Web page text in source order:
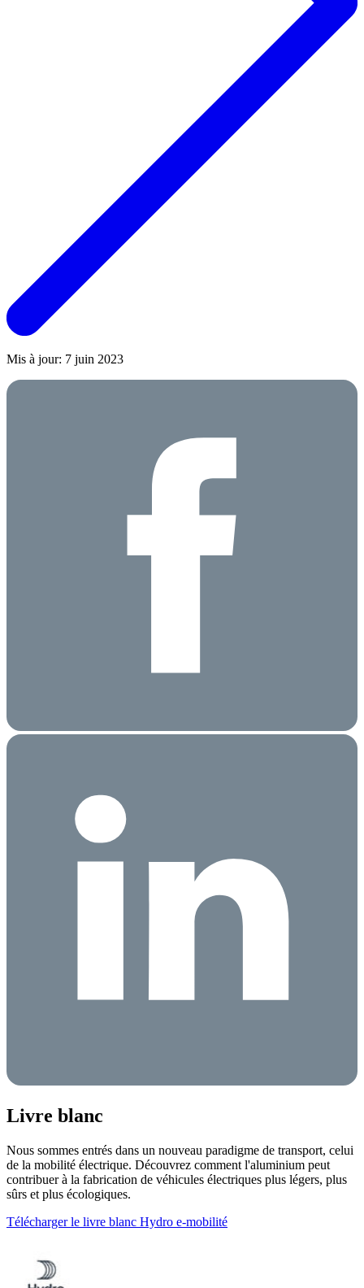
Mis à jour: 7 juin 2023
Livre blanc
Nous sommes entrés dans un nouveau paradigme de transport, celui
de la mobilité électrique. Découvrez comment l'aluminium peut
contribuer à la fabrication de véhicules électriques plus légers, plus
sûrs et plus écologiques.
Télécharger le livre blanc Hydro e-mobilité